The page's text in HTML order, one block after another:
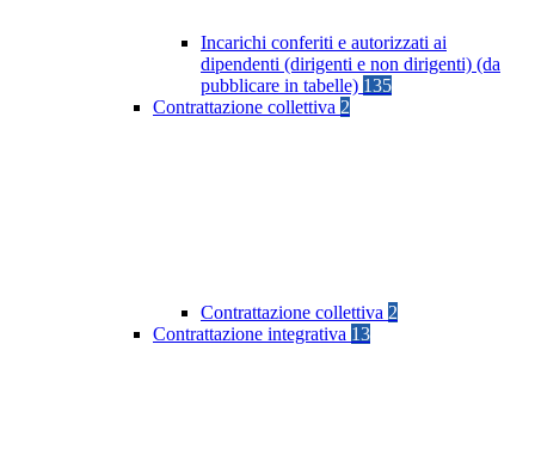
Incarichi conferiti e autorizzati ai
dipendenti (dirigenti e non dirigenti) (da
pubblicare in tabelle) 135
Contrattazione collettiva 2
Contrattazione collettiva 2
Contrattazione integrativa 13